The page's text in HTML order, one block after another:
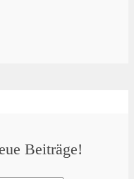
Beiträge!